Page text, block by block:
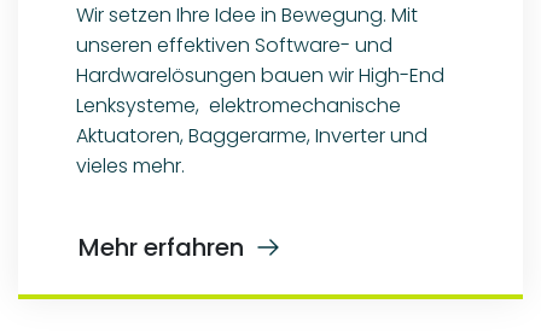
Wir setzen Ihre Idee in Bewegung. Mit
unseren effektiven Software- und
Hardwarelösungen bauen wir High-End
Lenksysteme, elektromechanische
Aktuatoren, Baggerarme, Inverter und
vieles mehr.
Mehr erfahren